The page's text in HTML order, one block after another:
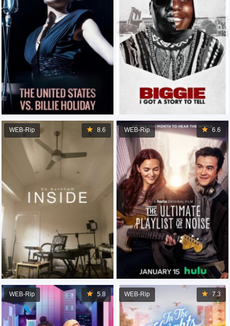
6.6
WEB-Rip
8.6
WEB-Rip
7.3
WEB-Rip
5.8
WEB-Rip